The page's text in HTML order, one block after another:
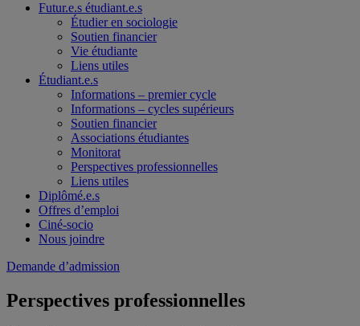
Futur.e.s étudiant.e.s
Étudier en sociologie
Soutien financier
Vie étudiante
Liens utiles
Étudiant.e.s
Informations – premier cycle
Informations – cycles supérieurs
Soutien financier
Associations étudiantes
Monitorat
Perspectives professionnelles
Liens utiles
Diplômé.e.s
Offres d’emploi
Ciné-socio
Nous joindre
Demande d’admission
Perspectives professionnelles